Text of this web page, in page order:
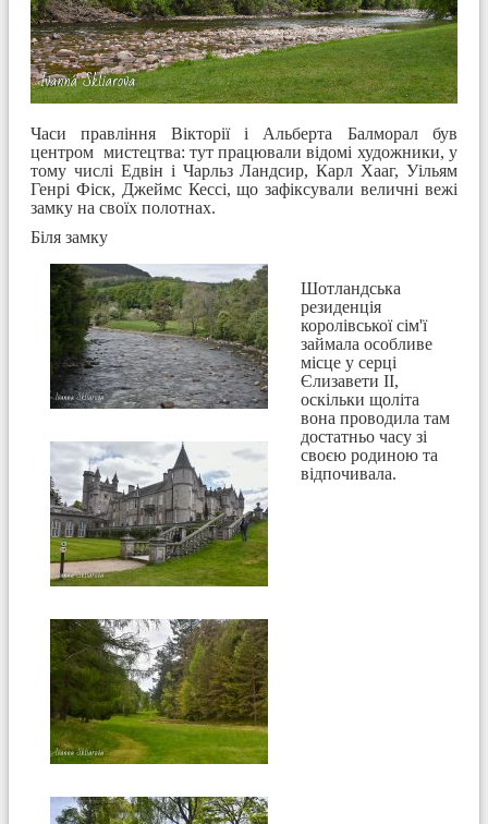
Часи правління Вікторії і Альберта Балморал був
центром мистецтва: тут працювали відомі художники, у
тому числі Едвін і Чарльз Ландсир, Карл Хааг, Уільям
Генрі Фіск, Джеймс Кессі, що зафіксували величні вежі
замку на своїх полотнах.
Біля замку
Шотландська
резиденція
королівської сім'ї
займала особливе
місце у серці
Єлизавети II,
оскільки щоліта
вона проводила там
достатньо часу зі
своєю родиною та
відпочивала.